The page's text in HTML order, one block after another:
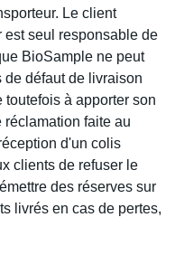
Le client
est seul responsable de
BioSample ne peut
de défaut de livraison
à apporter son
faite au
d'un colis
clients de refuser le
des réserves sur
livrés en cas de pertes,